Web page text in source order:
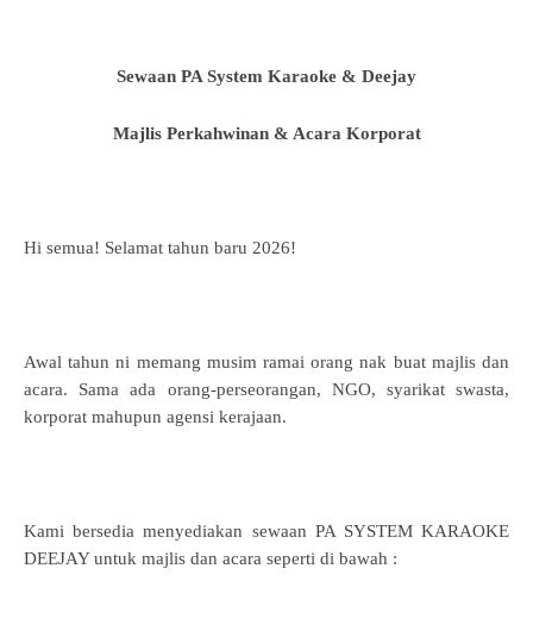
Sewaan PA System Karaoke & Deejay
Majlis Perkahwinan & Acara Korporat
Hi semua! Selamat tahun baru 2026!
Awal tahun ni memang musim ramai orang nak buat majlis dan
acara. Sama ada orang-perseorangan, NGO, syarikat swasta,
korporat mahupun agensi kerajaan.
Kami bersedia menyediakan sewaan PA SYSTEM KARAOKE
DEEJAY untuk majlis dan acara seperti di bawah :